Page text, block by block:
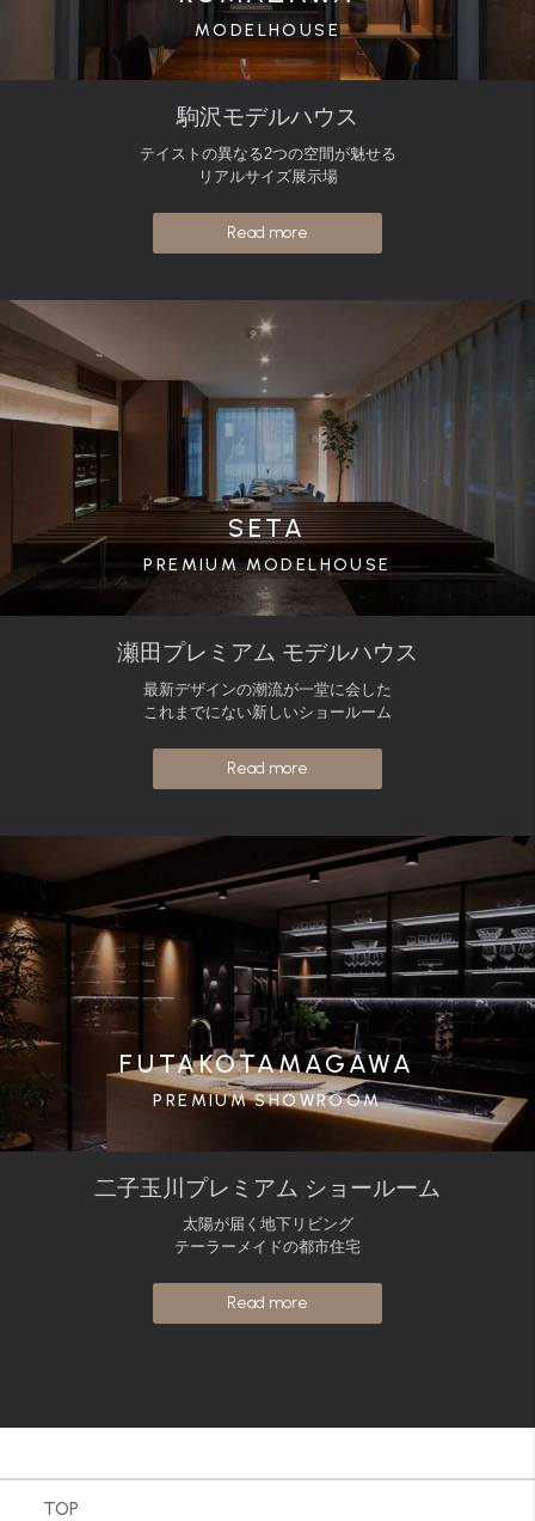
MODELHOUSE
駒沢モデルハウス
テイストの異なる2つの空間が魅せる
リアルサイズ展示場
Read more
SETA
PREMIUM MODELHOUSE
瀬田プレミアム モデルハウス
最新デザインの潮流が一堂に会した
これまでにない新しいショールーム
Read more
FUTAKOTAMAGAWA
PREMIUM SHOWROOM
二子玉川プレミアム ショールーム
太陽が届く地下リビング
テーラーメイドの都市住宅
Read more
TOP